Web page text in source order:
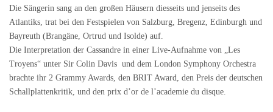
Die Sängerin sang an den großen Häusern diesseits und jenseits des
Atlantiks, trat bei den Festspielen von Salzburg, Bregenz, Edinburgh und
Bayreuth (Brangäne, Ortrud und Isolde) auf.
Die Interpretation der Cassandre in einer Live-Aufnahme von „Les
Troyens“ unter Sir Colin Davis und dem London Symphony Orchestra
brachte ihr 2 Grammy Awards, den BRIT Award, den Preis der deutschen
Schallplattenkritik, und den prix d’or de l’academie du disque.